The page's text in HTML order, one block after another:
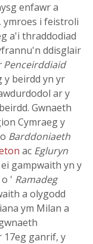
enfawr a
, ymroes i feistroli
a'i thraddodiad
ddisglair
Penceirddiaid
y beirdd yn yr
ar y
Gwnaeth
Cymraeg y
Barddoniaeth
ac Egluryn
gampwaith yn y
' Ramadeg
a olygodd
ym Milan a
17eg ganrif, y